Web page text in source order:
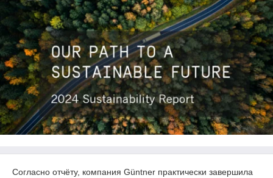
Согласно отчёту, компания Güntner практически завершила